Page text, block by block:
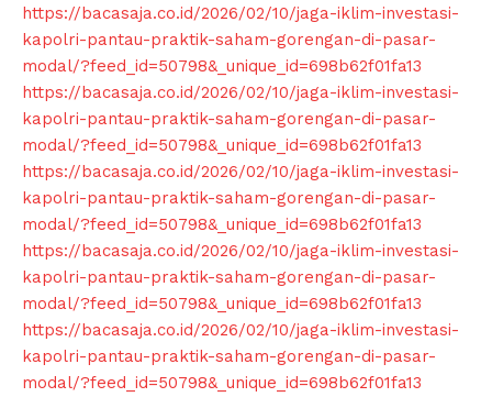
https://bacasaja.co.id/2026/02/10/jaga-iklim-investasi-
kapolri-pantau-praktik-saham-gorengan-di-pasar-
modal/?feed_id=50798&_unique_id=698b62f01fa13
https://bacasaja.co.id/2026/02/10/jaga-iklim-investasi-
kapolri-pantau-praktik-saham-gorengan-di-pasar-
modal/?feed_id=50798&_unique_id=698b62f01fa13
https://bacasaja.co.id/2026/02/10/jaga-iklim-investasi-
kapolri-pantau-praktik-saham-gorengan-di-pasar-
modal/?feed_id=50798&_unique_id=698b62f01fa13
https://bacasaja.co.id/2026/02/10/jaga-iklim-investasi-
kapolri-pantau-praktik-saham-gorengan-di-pasar-
modal/?feed_id=50798&_unique_id=698b62f01fa13
https://bacasaja.co.id/2026/02/10/jaga-iklim-investasi-
kapolri-pantau-praktik-saham-gorengan-di-pasar-
modal/?feed_id=50798&_unique_id=698b62f01fa13